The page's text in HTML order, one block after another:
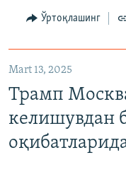
Ўртоқлашинг
Mart 13, 2025
Трамп
келишувдан